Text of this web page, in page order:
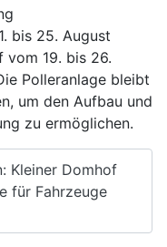
bis 25. August
19. bis 26.
Polleranlage bleibt
um den Aufbau und
zu ermöglichen.
Kleiner Domhof
für Fahrzeuge